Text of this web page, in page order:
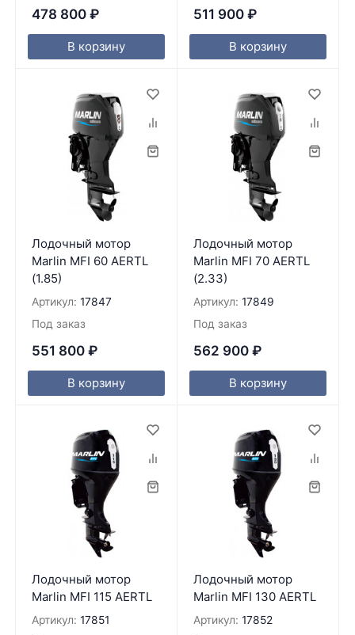
478 800 ₽
В корзину
511 900 ₽
В корзину
Лодочный мотор
Marlin MFI 60 AERTL
(1.85)
Артикул: 17847
Под заказ
551 800 ₽
В корзину
Лодочный мотор
Marlin MFI 70 AERTL
(2.33)
Артикул: 17849
Под заказ
562 900 ₽
В корзину
Лодочный мотор
Marlin MFI 115 AERTL
Артикул: 17851
Лодочный мотор
Marlin MFI 130 AERTL
Артикул: 17852